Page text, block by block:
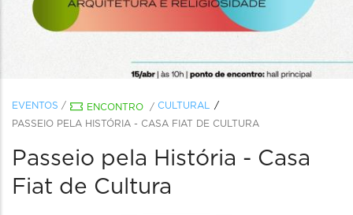
EVENTOS / ENCONTRO / CULTURAL
PASSEIO PELA HISTÓRIA - CASA FIAT DE CULTURA
Passeio pela História - Casa
Fiat de Cultura